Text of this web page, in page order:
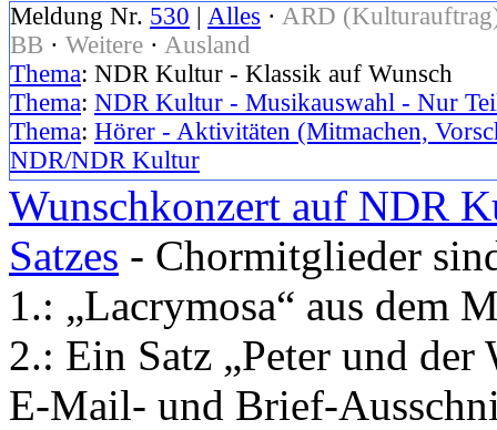
Meldung Nr. 530 | Alles · ARD
BB · Weitere · Ausland
Thema: NDR Kultur - Klassik auf Wunsch
Thema: NDR Kultur - Musikauswahl - Nur
Thema: Hörer - Aktivitäten (Mitmachen,
NDR/NDR Kultur
Wunschkonzert auf NDR
Satzes - Chormitglieder
1.: „Lacrymosa“ aus dem
2.: Ein Satz „Peter und der
E-Mail- und Brief-